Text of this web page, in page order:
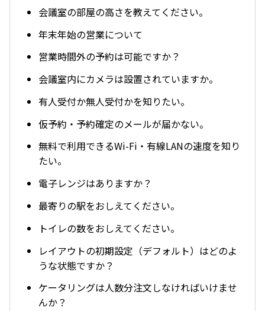
会議室の部屋の高さを教えてください。
年末年始の営業について
営業時間外の予約は可能ですか？
会議室内にカメラは設置されていますか。
有人受付か無人受付かを知りたい。
仮予約・予約確定のメールが届かない。
無料で利用できるWi-Fi・有線LANの速度を知り
たい。
電子レンジはありますか？
最寄りの駅をおしえてください。
トイレの数をおしえてください。
レイアウトの初期設定（デフォルト）はどのよ
うな状態ですか？
ケータリングは人数分注文しなければいけませ
んか？